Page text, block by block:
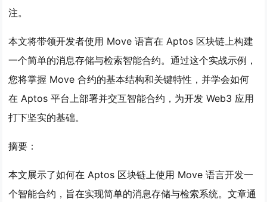
注。
本文将带领开发者使用 Move 语言在 Aptos 区块链上构建
一个简单的消息存储与检索智能合约。通过这个实战示例，
您将掌握 Move 合约的基本结构和关键特性，并学会如何
在 Aptos 平台上部署并交互智能合约，为开发 Web3 应用
打下坚实的基础。
摘要：
本文展示了如何在 Aptos 区块链上使用 Move 语言开发一
个智能合约，旨在实现简单的消息存储与检索系统。文章通